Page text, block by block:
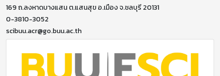
169 ถ.ลงหาดบางแสน ต.แสนสุข อ.เมือง จ.ชลบุรี 20131
0-3810-3052
scibuu.acr@go.buu.ac.th